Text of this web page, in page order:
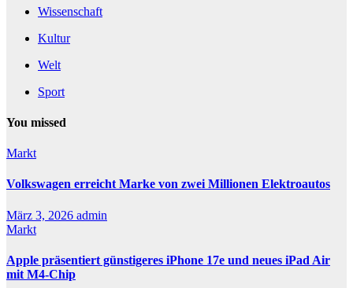
Wissenschaft
Kultur
Welt
Sport
You missed
Markt
Volkswagen erreicht Marke von zwei Millionen Elektroautos
März 3, 2026 admin
Markt
Apple präsentiert günstigeres iPhone 17e und neues iPad Air
mit M4-Chip